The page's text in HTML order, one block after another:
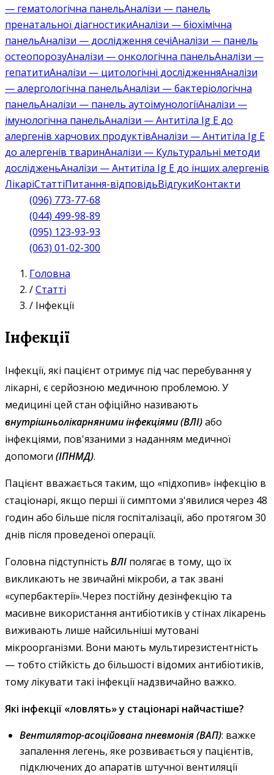
— гематологічна панельАналізи — панель
пренатальної діагностикиАналізи — біохімічна
панельАналізи — дослідження сечіАналізи — панель
остеопорозуАналізи — онкологічна панельАналізи —
гепатитиАналізи — цитологічні дослідженняАналізи
— алергологічна панельАналізи — бактеріологічна
панельАналізи — панель аутоімунологіїАналізи —
імунологічна панельАналізи — Антитіла Ig E до
алергенів харчових продуктівАналізи — Антитіла Ig E
до алергенів тваринАналізи — Культуральні методи
дослідженьАналізи — Антитіла Ig E до інших алергенів
ЛікаріСтаттіПитання-відповідьВідгукиКонтакти
(096) 773-77-68
(044) 499-98-89
(095) 123-93-93
(063) 01-02-300
Головна
/Статті
/ Інфекції
Інфекції
Інфекції, які пацієнт отримує під час перебування у
лікарні, є серйозною медичною проблемою. У
медицині цей стан офіційно називають
внутрішньолікарняними інфекціями (ВЛІ)або
інфекціями, пов'язаними з наданням медичної
допомоги (ІПНМД).
Пацієнт вважається таким, що «підхопив» інфекцію в
стаціонарі, якщо перші її симптоми з'явилися через 48
годин або більше після госпіталізації, або протягом 30
днів після проведеної операції.
Головна підступність ВЛІ полягає в тому, що їх
викликають не звичайні мікроби, а так звані
«супербактерії».Через постійну дезінфекцію та
масивне використання антибіотиків у стінах лікарень
виживають лише найсильніші мутовані
мікроорганізми. Вони мають мультирезистентність
— тобто стійкість до більшості відомих антибіотиків,
тому лікувати такі інфекції надзвичайно важко.
Які інфекції «ловлять» у стаціонарі найчастіше?
Вентилятор-асоційована пневмонія (ВАП): важке
запалення легень, яке розвивається у пацієнтів,
підключених до апаратів штучної вентиляції